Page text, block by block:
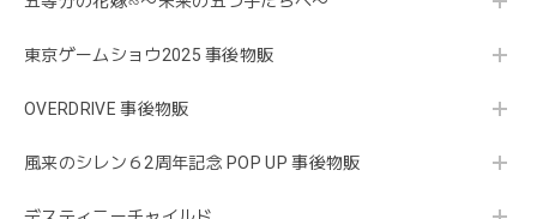
東京ゲームショウ2025 事後物販
OVERDRIVE 事後物販
風来のシレン６2周年記念 POP UP 事後物販